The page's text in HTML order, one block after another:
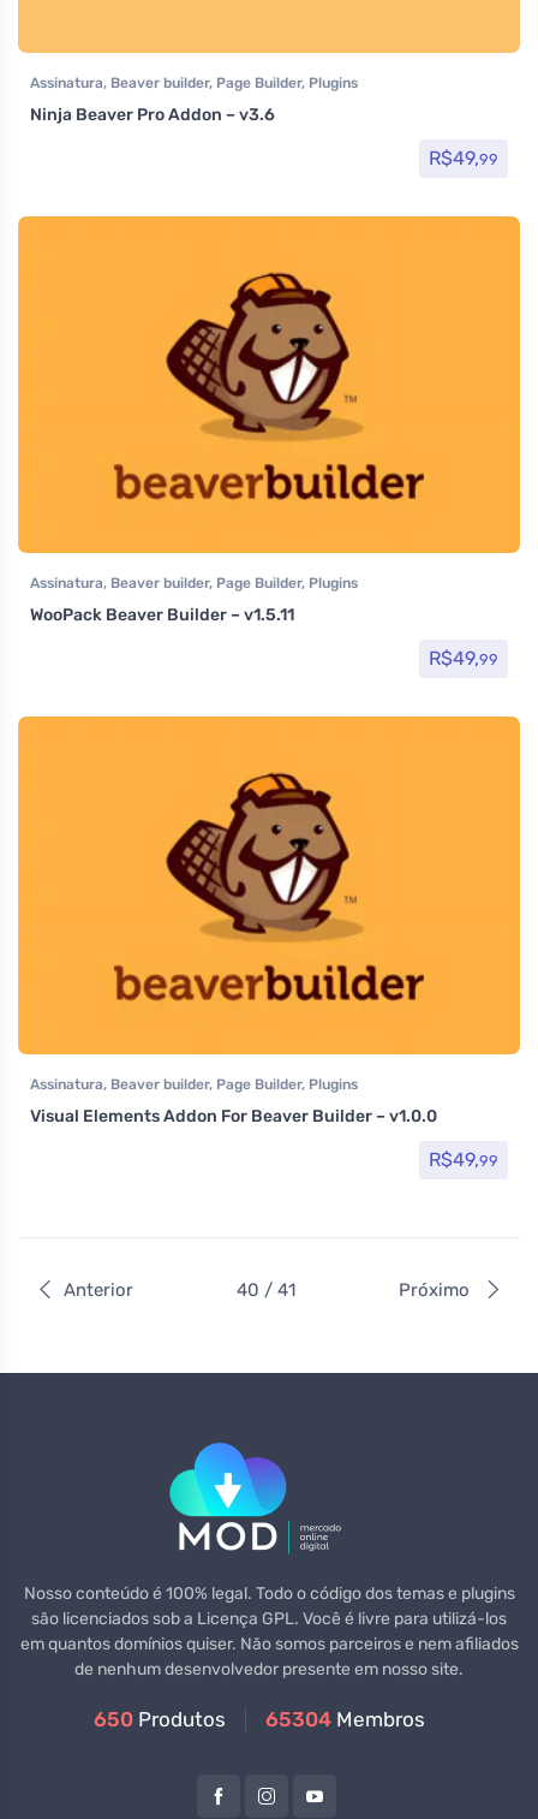
Assinatura, Beaver builder, Page Builder, Plugins
Ninja Beaver Pro Addon – v3.6
R$49,99
Assinatura, Beaver builder, Page Builder, Plugins
WooPack Beaver Builder – v1.5.11
R$49,99
Assinatura, Beaver builder, Page Builder, Plugins
Visual Elements Addon For Beaver Builder – v1.0.0
R$49,99
Anterior 40 / 41 Próximo
Nosso conteúdo é 100% legal. Todo o código dos temas e plugins
são licenciados sob a Licença GPL. Você é livre para utilizá-los
em quantos domínios quiser. Não somos parceiros e nem afiliados
de nenhum desenvolvedor presente em nosso site.
650 Produtos 65304 Membros